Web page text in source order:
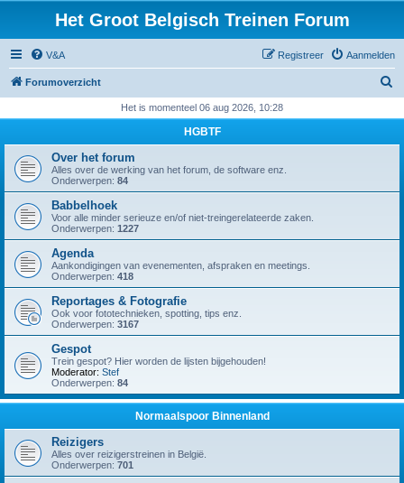
Het Groot Belgisch Treinen Forum
V&A Aanmelden
Registreer
Forumoverzicht
k
Het is momenteel 06 aug 2026, 10:28
HGBTF
Over het forum
Alles over de werking van het forum, de software enz.
Onderwerpen: 84
Babbelhoek
Voor alle minder serieuze en/of niet-treingerelateerde zaken.
Onderwerpen: 1227
Agenda
Aankondigingen van evenementen, afspraken en meetings.
Onderwerpen: 418
Reportages & Fotografie
Ook voor fototechnieken, spotting, tips enz.
Onderwerpen: 3167
Gespot
Trein gespot? Hier worden de lijsten bijgehouden!
Moderator: Stef
Onderwerpen: 84
Normaalspoor Binnenland
Reizigers
Alles over reizigerstreinen in België.
Onderwerpen: 701